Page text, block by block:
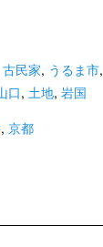
古民家, うるま市,
口, 土地, 岩国
, 京都